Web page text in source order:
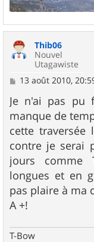
Thib06
Nouvel
Utagawiste
M
s
s
a
g
e
13 août 2010,
Je n'ai pas pu
manque de
cette traversée
contre je serai
jours comme
longues et en
pas plaire à ma
A +!
T-Bow